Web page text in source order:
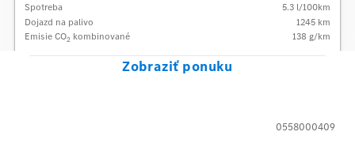
Spotreba 5.3 l/100km
Dojazd na palivo
1245 km
Emisie CO2 kombinované 138 g/km
Zobraziť ponuku
0558000409